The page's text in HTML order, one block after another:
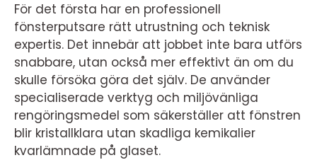
För det första har en professionell
fönsterputsare rätt utrustning och teknisk
expertis. Det innebär att jobbet inte bara utförs
snabbare, utan också mer effektivt än om du
skulle försöka göra det själv. De använder
specialiserade verktyg och miljövänliga
rengöringsmedel som säkerställer att fönstren
blir kristallklara utan skadliga kemikalier
kvarlämnade på glaset.